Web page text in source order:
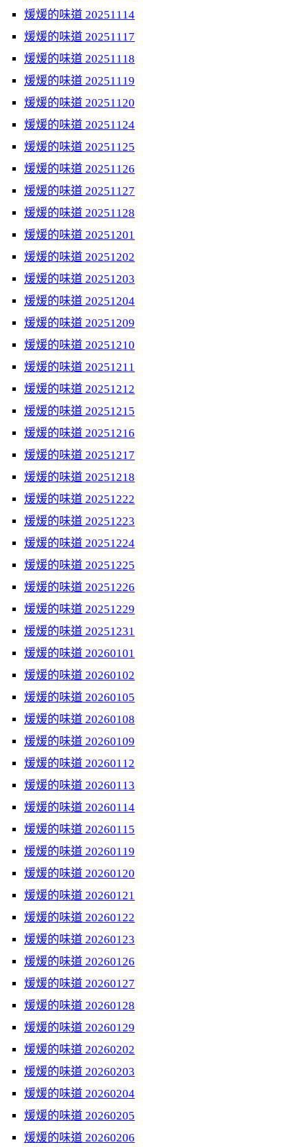
煖煖的味道 20251114
煖煖的味道 20251117
煖煖的味道 20251118
煖煖的味道 20251119
煖煖的味道 20251120
煖煖的味道 20251124
煖煖的味道 20251125
煖煖的味道 20251126
煖煖的味道 20251127
煖煖的味道 20251128
煖煖的味道 20251201
煖煖的味道 20251202
煖煖的味道 20251203
煖煖的味道 20251204
煖煖的味道 20251209
煖煖的味道 20251210
煖煖的味道 20251211
煖煖的味道 20251212
煖煖的味道 20251215
煖煖的味道 20251216
煖煖的味道 20251217
煖煖的味道 20251218
煖煖的味道 20251222
煖煖的味道 20251223
煖煖的味道 20251224
煖煖的味道 20251225
煖煖的味道 20251226
煖煖的味道 20251229
煖煖的味道 20251231
煖煖的味道 20260101
煖煖的味道 20260102
煖煖的味道 20260105
煖煖的味道 20260108
煖煖的味道 20260109
煖煖的味道 20260112
煖煖的味道 20260113
煖煖的味道 20260114
煖煖的味道 20260115
煖煖的味道 20260119
煖煖的味道 20260120
煖煖的味道 20260121
煖煖的味道 20260122
煖煖的味道 20260123
煖煖的味道 20260126
煖煖的味道 20260127
煖煖的味道 20260128
煖煖的味道 20260129
煖煖的味道 20260202
煖煖的味道 20260203
煖煖的味道 20260204
煖煖的味道 20260205
煖煖的味道 20260206